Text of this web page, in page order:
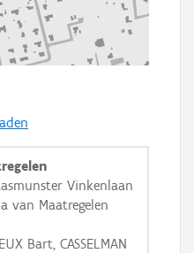
Vinkenlaan
van Maatregelen
Bart, CASSELMAN